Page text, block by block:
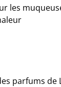
les
parfums